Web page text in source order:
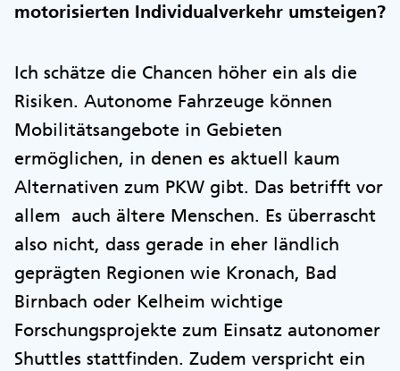
motorisierten Individualverkehr umsteigen?
Ich schätze die Chancen höher ein als die
Risiken. Autonome Fahrzeuge können
Mobilitätsangebote in Gebieten
ermöglichen, in denen es aktuell kaum
Alternativen zum PKW gibt. Das betrifft vor
allem auch ältere Menschen. Es überrascht
also nicht, dass gerade in eher ländlich
geprägten Regionen wie Kronach, Bad
Birnbach oder Kelheim wichtige
Forschungsprojekte zum Einsatz autonomer
Shuttles stattfinden. Zudem verspricht ein